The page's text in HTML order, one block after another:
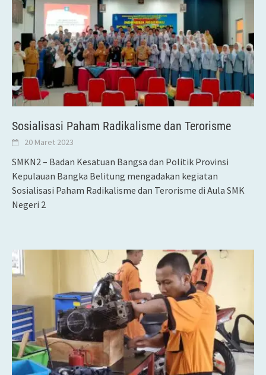
Sosialisasi Paham Radikalisme dan Terorisme
20 Maret 2023
SMKN2 – Badan Kesatuan Bangsa dan Politik Provinsi
Kepulauan Bangka Belitung mengadakan kegiatan
Sosialisasi Paham Radikalisme dan Terorisme di Aula SMK
Negeri 2